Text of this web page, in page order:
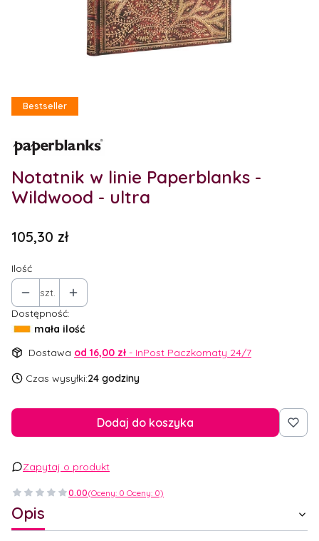
Etykiety
Bestseller
Notatnik w linie Paperblanks -
Wildwood - ultra
Cena
105,30 zł
Ilość
szt.
Dostępność:
mała ilość
Dostawa od 16,00 zł - InPost Paczkomaty 24/7
Czas wysyłki:24 godziny
Dodaj do koszyka
Zapytaj o produkt
0.00(Oceny: 0 Oceny: 0)
Opis